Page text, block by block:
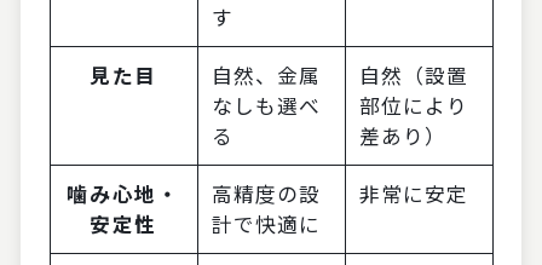
す
見た目
自然、金属
なしも選べ
る
自然（設置
部位により
差あり）
噛み心地・
安定性
高精度の設
計で快適に
非常に安定